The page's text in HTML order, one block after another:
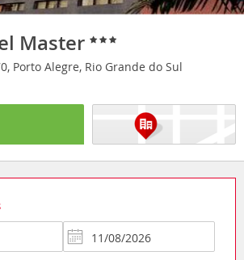
Master
Porto Alegre, Rio Grande do Sul